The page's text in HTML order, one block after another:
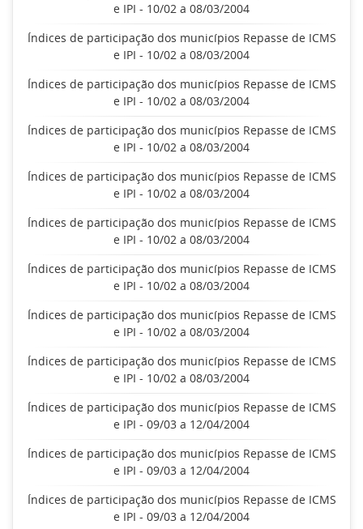
e IPI - 10/02 a 08/03/2004
Índices de participação dos municípios Repasse de ICMS
e IPI - 10/02 a 08/03/2004
Índices de participação dos municípios Repasse de ICMS
e IPI - 10/02 a 08/03/2004
Índices de participação dos municípios Repasse de ICMS
e IPI - 10/02 a 08/03/2004
Índices de participação dos municípios Repasse de ICMS
e IPI - 10/02 a 08/03/2004
Índices de participação dos municípios Repasse de ICMS
e IPI - 10/02 a 08/03/2004
Índices de participação dos municípios Repasse de ICMS
e IPI - 10/02 a 08/03/2004
Índices de participação dos municípios Repasse de ICMS
e IPI - 10/02 a 08/03/2004
Índices de participação dos municípios Repasse de ICMS
e IPI - 10/02 a 08/03/2004
Índices de participação dos municípios Repasse de ICMS
e IPI - 09/03 a 12/04/2004
Índices de participação dos municípios Repasse de ICMS
e IPI - 09/03 a 12/04/2004
Índices de participação dos municípios Repasse de ICMS
e IPI - 09/03 a 12/04/2004